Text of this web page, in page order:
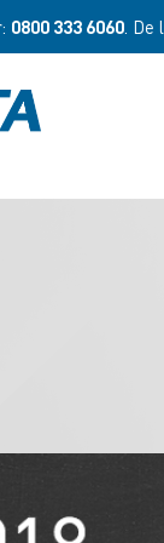
0800 333 6060 .